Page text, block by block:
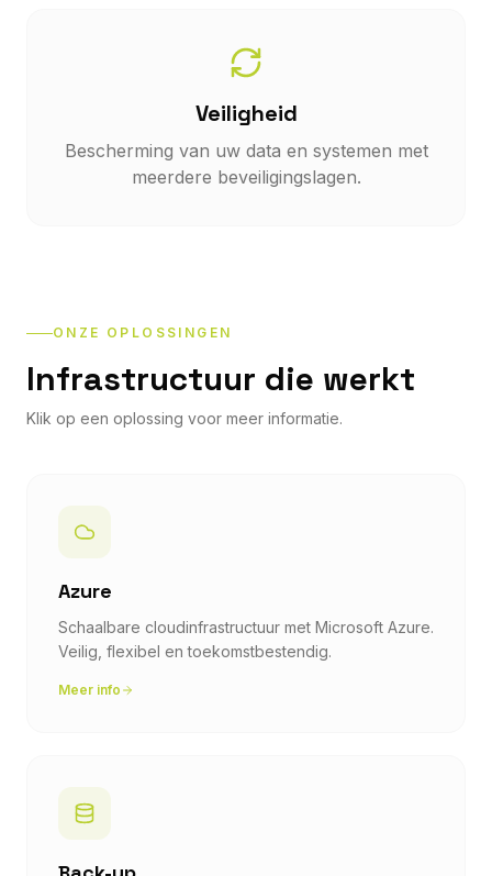
Veiligheid
Bescherming van uw data en systemen met
meerdere beveiligingslagen.
ONZE OPLOSSINGEN
Infrastructuur die werkt
Klik op een oplossing voor meer informatie.
Azure
Schaalbare cloudinfrastructuur met Microsoft Azure.
Veilig, flexibel en toekomstbestendig.
Meer info